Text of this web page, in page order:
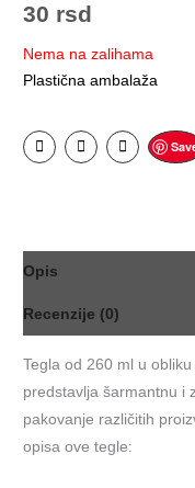
30 rsd
Nema na zalihama
Plastična ambalaža
Opis
Recenzije (0)
Tegla od 260 ml u
predstavlja šarmantnu i
pakovanje različitih
opisa ove tegle: